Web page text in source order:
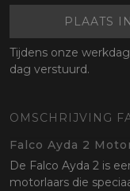
PLAATS
Tijdens onze
dag verstuurd.
OMSCHRIJVING
Falco Ayda 2
De Falco Ayda 2 is
motorlaars die